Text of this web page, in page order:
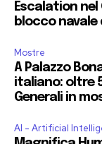
Escalation nel
blocco navale
Mostre
A Palazzo
italiano: oltre
Generali in
AI - Artificial